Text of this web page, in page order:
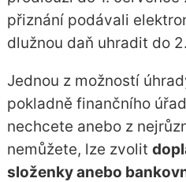
přiznání podávali
dlužnou daň uhradit do
Jednou z možností
pokladně finančního
nechcete anebo z
nemůžete, lze zvolit
složenky anebo